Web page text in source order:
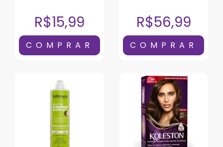
R$15,99 R$56,99